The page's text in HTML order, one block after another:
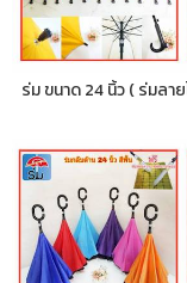
ร่ม ขนาด 24 นิ้ว ( ร่มลา